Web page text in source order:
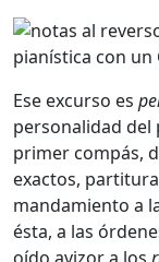
Ese excurso es
personalidad del
primer compás,
exactos,
mandamiento a
ésta, a las